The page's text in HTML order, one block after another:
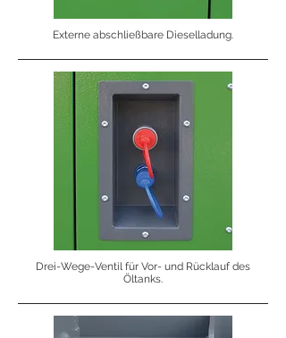
Externe abschließbare Dieselladung.
Drei-Wege-Ventil für Vor- und Rücklauf des
Öltanks.